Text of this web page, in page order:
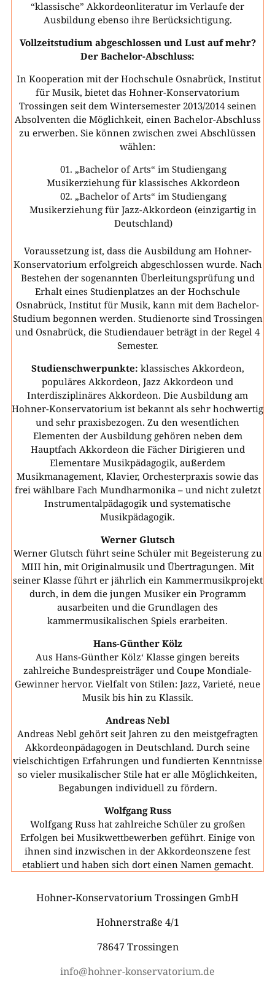
“klassische” Akkordeonliteratur im Verlaufe der
Ausbildung ebenso ihre Berücksichtigung.
Vollzeitstudium abgeschlossen und Lust auf mehr?
Der Bachelor-Abschluss:
In Kooperation mit der Hochschule Osnabrück, Institut
für Musik, bietet das Hohner-Konservatorium
Trossingen seit dem Wintersemester 2013/2014 seinen
Absolventen die Möglichkeit, einen Bachelor-Abschluss
zu erwerben. Sie können zwischen zwei Abschlüssen
wählen:
„Bachelor of Arts“ im Studiengang
Musikerziehung für klassisches Akkordeon
„Bachelor of Arts“ im Studiengang
Musikerziehung für Jazz-Akkordeon (einzigartig in
Deutschland)
Voraussetzung ist, dass die Ausbildung am Hohner-
Konservatorium erfolgreich abgeschlossen wurde. Nach
Bestehen der sogenannten Überleitungsprüfung und
Erhalt eines Studienplatzes an der Hochschule
Osnabrück, Institut für Musik, kann mit dem Bachelor-
Studium begonnen werden. Studienorte sind Trossingen
und Osnabrück, die Studiendauer beträgt in der Regel 4
Semester.
Studienschwerpunkte: klassisches Akkordeon,
populäres Akkordeon, Jazz Akkordeon und
Interdisziplinäres Akkordeon. Die Ausbildung am
Hohner-Konservatorium ist bekannt als sehr hochwertig
und sehr praxisbezogen. Zu den wesentlichen
Elementen der Ausbildung gehören neben dem
Hauptfach Akkordeon die Fächer Dirigieren und
Elementare Musikpädagogik, außerdem
Musikmanagement, Klavier, Orchesterpraxis sowie das
frei wählbare Fach Mundharmonika – und nicht zuletzt
Instrumentalpädagogik und systematische
Musikpädagogik.
Werner Glutsch
Werner Glutsch führt seine Schüler mit Begeisterung zu
MIII hin, mit Originalmusik und Übertragungen. Mit
seiner Klasse führt er jährlich ein Kammermusikprojekt
durch, in dem die jungen Musiker ein Programm
ausarbeiten und die Grundlagen des
kammermusikalischen Spiels erarbeiten.
Hans-Günther Kölz
Aus Hans-Günther Kölz‘ Klasse gingen bereits
zahlreiche Bundespreisträger und Coupe Mondiale-
Gewinner hervor. Vielfalt von Stilen: Jazz, Varieté, neue
Musik bis hin zu Klassik.
Andreas Nebl
Andreas Nebl gehört seit Jahren zu den meistgefragten
Akkordeonpädagogen in Deutschland. Durch seine
vielschichtigen Erfahrungen und fundierten Kenntnisse
so vieler musikalischer Stile hat er alle Möglichkeiten,
Begabungen individuell zu fördern.
Wolfgang Russ
Wolfgang Russ hat zahlreiche Schüler zu großen
Erfolgen bei Musikwettbewerben geführt. Einige von
ihnen sind inzwischen in der Akkordeonszene fest
etabliert und haben sich dort einen Namen gemacht.
Hohner-Konservatorium Trossingen GmbH
Hohnerstraße 4/1
78647 Trossingen
info@hohner-konservatorium.de